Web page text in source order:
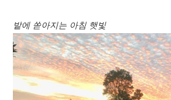
밭에 쏟아지는 아침 햇빛